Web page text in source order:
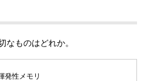
なものはどれか。
発性メモリ